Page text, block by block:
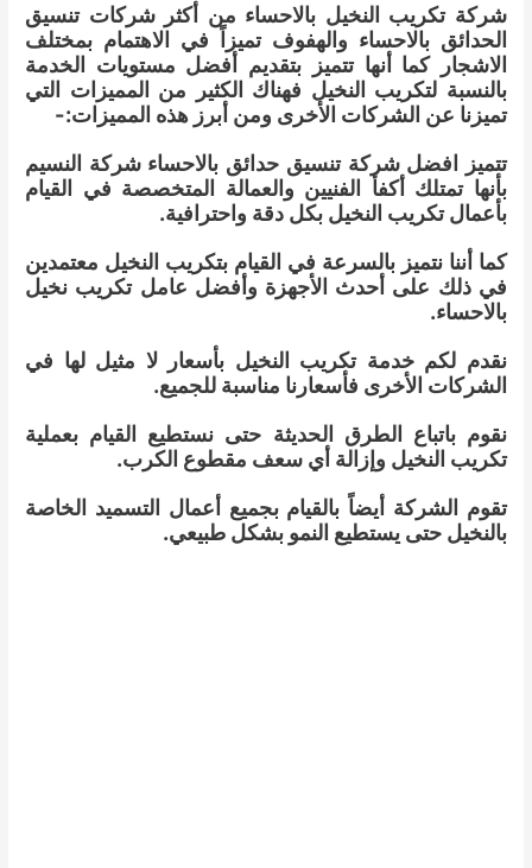
شركة تكريب النخيل بالاحساء من أكثر شركات تنسيق
الحدائق بالاحساء والهفوف تميزاً في الاهتمام بمختلف
الاشجار كما أنها تتميز بتقديم أفضل مستويات الخدمة
بالنسبة لتكريب النخيل فهناك الكثير من المميزات التي
تميزنا عن الشركات الأخرى ومن أبرز هذه المميزات:-
تتميز افضل شركة تنسيق حدائق بالاحساء شركة النسيم
بأنها تمتلك أكفأ الفنيين والعمالة المتخصصة في القيام
بأعمال تكريب النخيل بكل دقة واحترافية.
كما أننا نتميز بالسرعة في القيام بتكريب النخيل معتمدين
في ذلك على أحدث الأجهزة وأفضل عامل تكريب نخيل
بالاحساء.
نقدم لكم خدمة تكريب النخيل بأسعار لا مثيل لها في
الشركات الأخرى فأسعارنا مناسبة للجميع.
نقوم باتباع الطرق الحديثة حتى نستطيع القيام بعملية
تكريب النخيل وإزالة أي سعف مقطوع الكرب.
تقوم الشركة أيضاً بالقيام بجميع أعمال التسميد الخاصة
بالنخيل حتى يستطيع النمو بشكل طبيعي.